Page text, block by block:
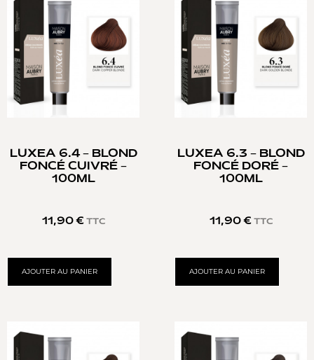
LUXEA 6.4 – BLOND
FONCÉ CUIVRÉ –
100ML
11,90 € TTC
AJOUTER AU PANIER
LUXEA 6.3 – BLOND
FONCÉ DORÉ –
100ML
11,90 € TTC
AJOUTER AU PANIER